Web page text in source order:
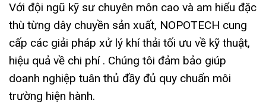
Với đội ngũ kỹ sư chuyên môn cao và am hiểu đặc
thù từng dây chuyền sản xuất, NOPOTECH cung
cấp các giải pháp xử lý khí thải tối ưu về kỹ thuật,
hiệu quả về chi phí . Chúng tôi đảm bảo giúp
doanh nghiệp tuân thủ đầy đủ quy chuẩn môi
trường hiện hành.